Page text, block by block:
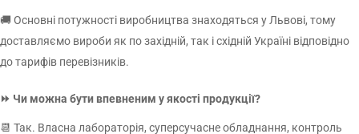
🚚 Основні потужності виробництва знаходяться у Львові, тому
доставляємо вироби як по західній, так і східній Україні відповідно
до тарифів перевізників.
⏩ Чи можна бути впевненим у якості продукції?
📆 Так. Власна лабораторія, суперсучасне обладнання, контроль